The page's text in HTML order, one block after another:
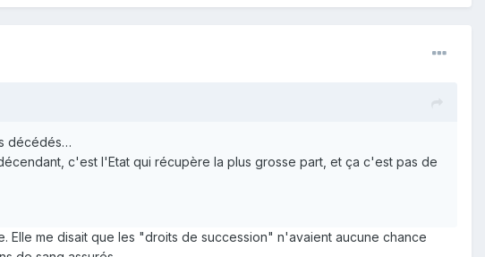
décédés…
c'est l'Etat qui récupère la plus grosse part, et ça c'est pas de
me disait que les "droits de succession" n'avaient aucune chance